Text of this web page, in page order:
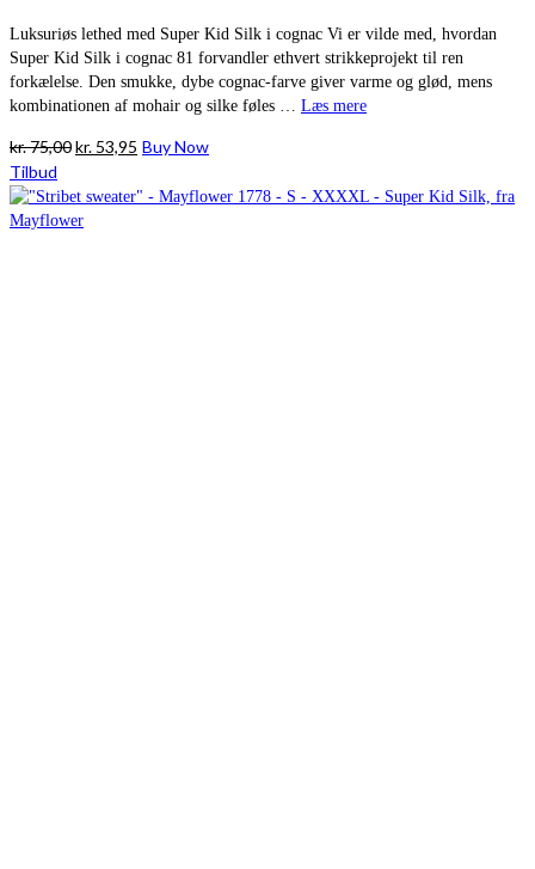
Luksuriøs lethed med Super Kid Silk i cognac Vi er vilde med, hvordan
Super Kid Silk i cognac 81 forvandler ethvert strikkeprojekt til ren
forkælelse. Den smukke, dybe cognac-farve giver varme og glød, mens
kombinationen af mohair og silke føles … Læs mere
kr.75,00Den
pris
var:
kr. 53,95 Den
pris
Buy Now
Tilbud